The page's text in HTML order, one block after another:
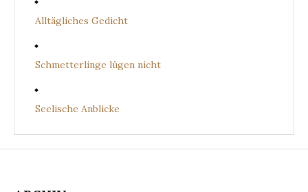
Alltägliches Gedicht
Schmetterlinge lügen nicht
Seelische Anblicke